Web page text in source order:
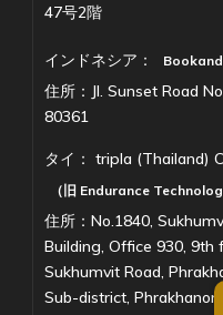
47号2階
インドネシア：
住所：Jl. Sunset Road
80361
タイ： tripla (Thailand)
（旧 Endurance
住所：No.1840,
Building, Office 930, 9th
Sukhumvit Road,
Sub-district,